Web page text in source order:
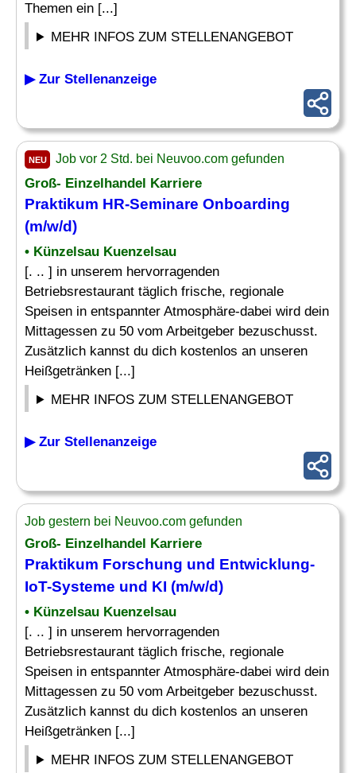
Themen ein [...]
MEHR INFOS ZUM STELLENANGEBOT
▶ Zur Stellenanzeige
NEU Job vor 2 Std. bei Neuvoo.com gefunden
Groß- Einzelhandel Karriere
Praktikum HR-Seminare Onboarding
(m/w/d)
• Künzelsau Kuenzelsau
[. .. ] in unserem hervorragenden
Betriebsrestaurant täglich frische, regionale
Speisen in entspannter Atmosphäre-dabei wird dein
Mittagessen zu 50 vom Arbeitgeber bezuschusst.
Zusätzlich kannst du dich kostenlos an unseren
Heißgetränken [...]
MEHR INFOS ZUM STELLENANGEBOT
▶ Zur Stellenanzeige
Job gestern bei Neuvoo.com gefunden
Groß- Einzelhandel Karriere
Praktikum Forschung und Entwicklung-
IoT-Systeme und KI (m/w/d)
• Künzelsau Kuenzelsau
[. .. ] in unserem hervorragenden
Betriebsrestaurant täglich frische, regionale
Speisen in entspannter Atmosphäre-dabei wird dein
Mittagessen zu 50 vom Arbeitgeber bezuschusst.
Zusätzlich kannst du dich kostenlos an unseren
Heißgetränken [...]
MEHR INFOS ZUM STELLENANGEBOT